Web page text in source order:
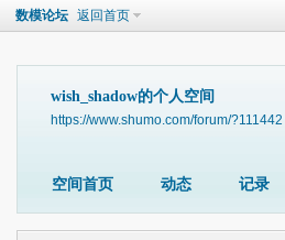
数模论坛 返回首页
wish_shadow的个人空间
https://www.shumo.com/forum/?111442
空间首页 动态 记录